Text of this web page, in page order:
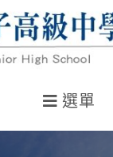
選單